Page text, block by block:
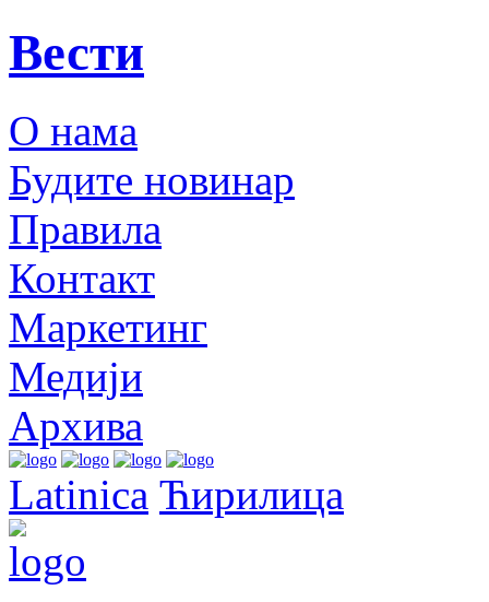
Вести
О нама
Будите новинар
Правила
Контакт
Маркетинг
Медији
Архива
Latinica Ћирилица